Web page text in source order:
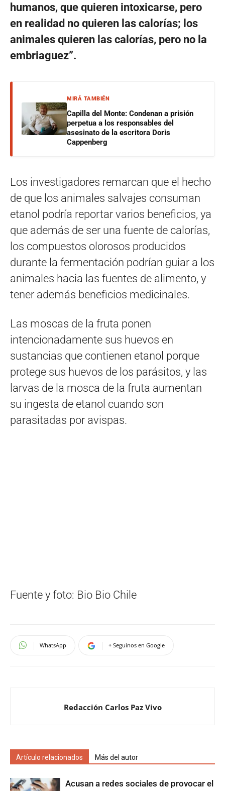
humanos, que quieren intoxicarse, pero
en realidad no quieren las calorías; los
animales quieren las calorías, pero no la
embriaguez”.
MIRÁ TAMBIÉN
Capilla del Monte: Condenan a prisión
perpetua a los responsables del
asesinato de la escritora Doris
Cappenberg
Los investigadores remarcan que el hecho
de que los animales salvajes consuman
etanol podría reportar varios beneficios, ya
que además de ser una fuente de calorías,
los compuestos olorosos producidos
durante la fermentación podrían guiar a los
animales hacia las fuentes de alimento, y
tener además beneficios medicinales.
Las moscas de la fruta ponen
intencionadamente sus huevos en
sustancias que contienen etanol porque
protege sus huevos de los parásitos, y las
larvas de la mosca de la fruta aumentan
su ingesta de etanol cuando son
parasitadas por avispas.
Fuente y foto: Bio Bio Chile
WhatsApp + Seguinos en Google
Redacción Carlos Paz Vivo
Artículo relacionados Más del autor
Acusan a redes sociales de provocar el